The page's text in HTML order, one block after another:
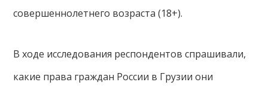
совершеннолетнего возраста (18+).
В ходе исследования респондентов спрашивали,
какие права граждан России в Грузии они